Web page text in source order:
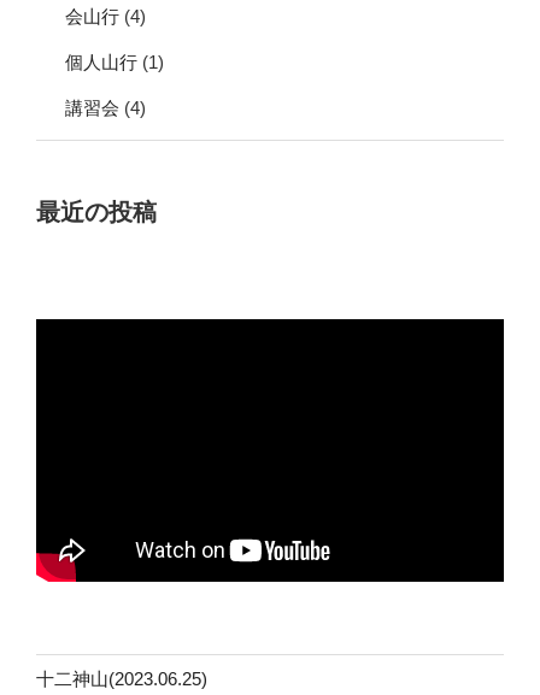
会山行 (4)
個人山行 (1)
講習会 (4)
最近の投稿
十二神山(2023.06.25)